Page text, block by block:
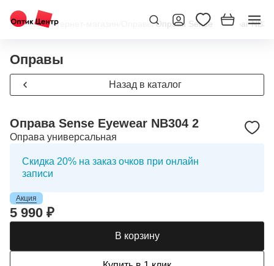
Главная/Интернет-магазин Оправы/Оправа Sense Eyewear
Оправы
Назад в каталог
Оправа Sense Eyewear NB304 2
Оправа универсальная
Скидка 20% на заказ очков при онлайн
записи
Акция
5 990 ₽
В корзину